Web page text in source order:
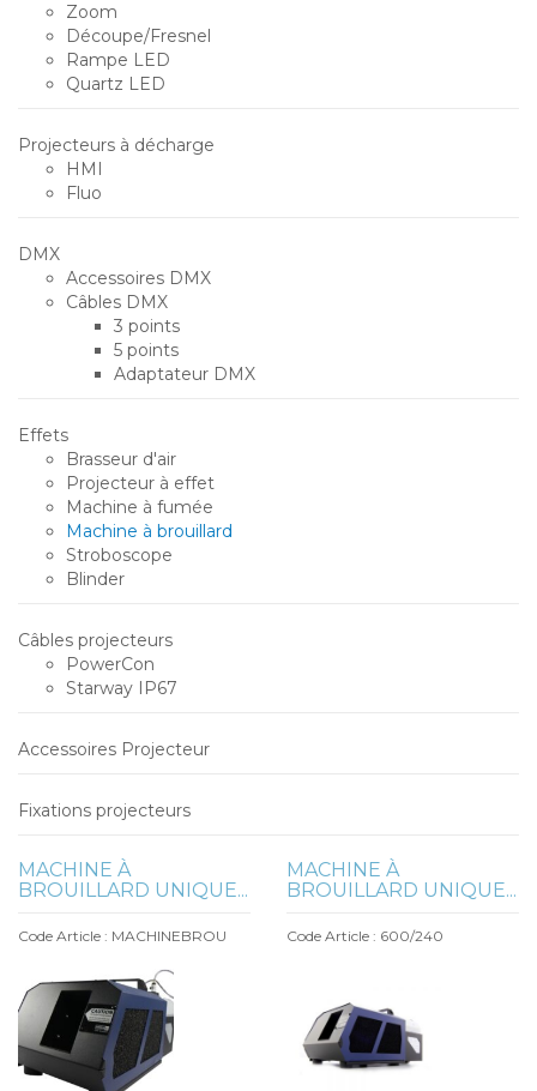
Zoom
Découpe/Fresnel
Rampe LED
Quartz LED
Projecteurs à décharge
HMI
Fluo
DMX
Accessoires DMX
Câbles DMX
3 points
5 points
Adaptateur DMX
Effets
Brasseur d'air
Projecteur à effet
Machine à fumée
Machine à brouillard
Stroboscope
Blinder
Câbles projecteurs
PowerCon
Starway IP67
Accessoires Projecteur
Fixations projecteurs
MACHINE À
BROUILLARD UNIQUE...
Code Article : MACHINEBROU
MACHINE À
BROUILLARD UNIQUE...
Code Article : 600/240